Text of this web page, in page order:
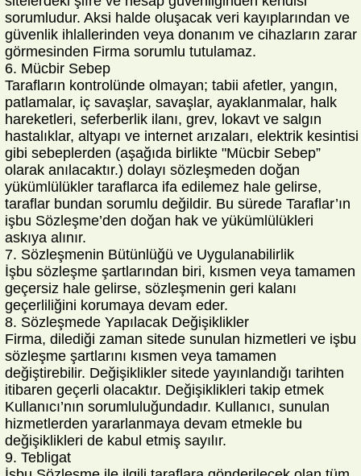
sorumludur. Aksi halde oluşacak veri kayıplarından ve
güvenlik ihlallerinden veya donanım ve cihazların zarar
görmesinden Firma sorumlu tutulamaz.
6. Mücbir Sebep
Tarafların kontrolünde olmayan; tabii afetler, yangın,
patlamalar, iç savaşlar, savaşlar, ayaklanmalar, halk
hareketleri, seferberlik ilanı, grev, lokavt ve salgın
hastalıklar, altyapı ve internet arızaları, elektrik kesintisi
gibi sebeplerden (aşağıda birlikte "Mücbir Sebep”
olarak anılacaktır.) dolayı sözleşmeden doğan
yükümlülükler taraflarca ifa edilemez hale gelirse,
taraflar bundan sorumlu değildir. Bu sürede Taraflar’ın
işbu Sözleşme’den doğan hak ve yükümlülükleri
askıya alınır.
7. Sözleşmenin Bütünlüğü ve Uygulanabilirlik
İşbu sözleşme şartlarından biri, kısmen veya tamamen
geçersiz hale gelirse, sözleşmenin geri kalanı
geçerliliğini korumaya devam eder.
8. Sözleşmede Yapılacak Değişiklikler
Firma, dilediği zaman sitede sunulan hizmetleri ve işbu
sözleşme şartlarını kısmen veya tamamen
değiştirebilir. Değişiklikler sitede yayınlandığı tarihten
itibaren geçerli olacaktır. Değişiklikleri takip etmek
Kullanıcı’nın sorumluluğundadır. Kullanıcı, sunulan
hizmetlerden yararlanmaya devam etmekle bu
değişiklikleri de kabul etmiş sayılır.
9. Tebligat